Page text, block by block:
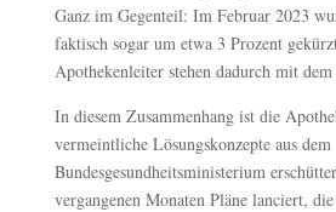
Ganz im Gegenteil: Im Februar 2023
faktisch sogar um etwa 3 Prozent
Apothekenleiter stehen dadurch mit
In diesem Zusammenhang ist die
vermeintliche Lösungskonzepte aus dem
Bundesgesundheitsministerium
vergangenen Monaten Pläne lanciert,